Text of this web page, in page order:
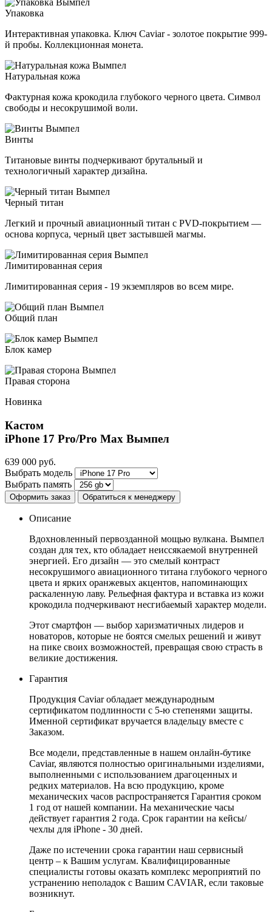
Упаковка
Интерактивная упаковка. Ключ Caviar - золотое покрытие 999-
й пробы. Коллекционная монета.
Натуральная кожа
Фактурная кожа крокодила глубокого черного цвета. Символ
свободы и несокрушимой воли.
Винты
Титановые винты подчеркивают брутальный и
технологичный характер дизайна.
Черный титан
Легкий и прочный авиационный титан с PVD-покрытием —
основа корпуса, черный цвет застывшей магмы.
Лимитированная серия
Лимитированная серия - 19 экземпляров во всем мире.
Общий план
Блок камер
Правая сторона
Новинка
Кастом
iPhone 17 Pro/Pro Max Вымпел
639 000 руб.
Выбрать модель
Выбрать память
Оформить заказ Обратиться к менеджеру
Описание
Вдохновленный первозданной мощью вулкана. Вымпел
создан для тех, кто обладает неиссякаемой внутренней
энергией. Его дизайн — это смелый контраст
несокрушимого авиационного титана глубокого черного
цвета и ярких оранжевых акцентов, напоминающих
раскаленную лаву. Рельефная фактура и вставка из кожи
крокодила подчеркивают несгибаемый характер модели.
Этот смартфон — выбор харизматичных лидеров и
новаторов, которые не боятся смелых решений и живут
на пике своих возможностей, превращая свою страсть в
великие достижения.
Гарантия
Продукция Caviar обладает международным
сертификатом подлинности с 5-ю степенями защиты.
Именной сертификат вручается владельцу вместе с
Заказом.
Все модели, представленные в нашем онлайн-бутике
Caviar, являются полностью оригинальными изделиями,
выполненными с использованием драгоценных и
редких материалов. На всю продукцию, кроме
механических часов распространяется Гарантия сроком
1 год от нашей компании. На механические часы
действует гарантия 2 года. Срок гарантии на кейсы/
чехлы для iPhone - 30 дней.
Даже по истечении срока гарантии наш сервисный
центр – к Вашим услугам. Квалифицированные
специалисты готовы оказать комплекс мероприятий по
устранению неполадок с Вашим CAVIAR, если таковые
возникнут.